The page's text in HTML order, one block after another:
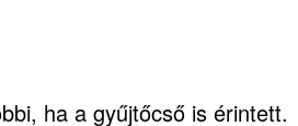
ha a gyűjtőcső is érintett.